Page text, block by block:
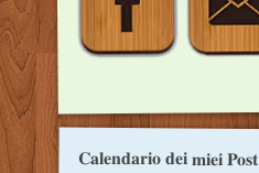
Calendario dei miei Post